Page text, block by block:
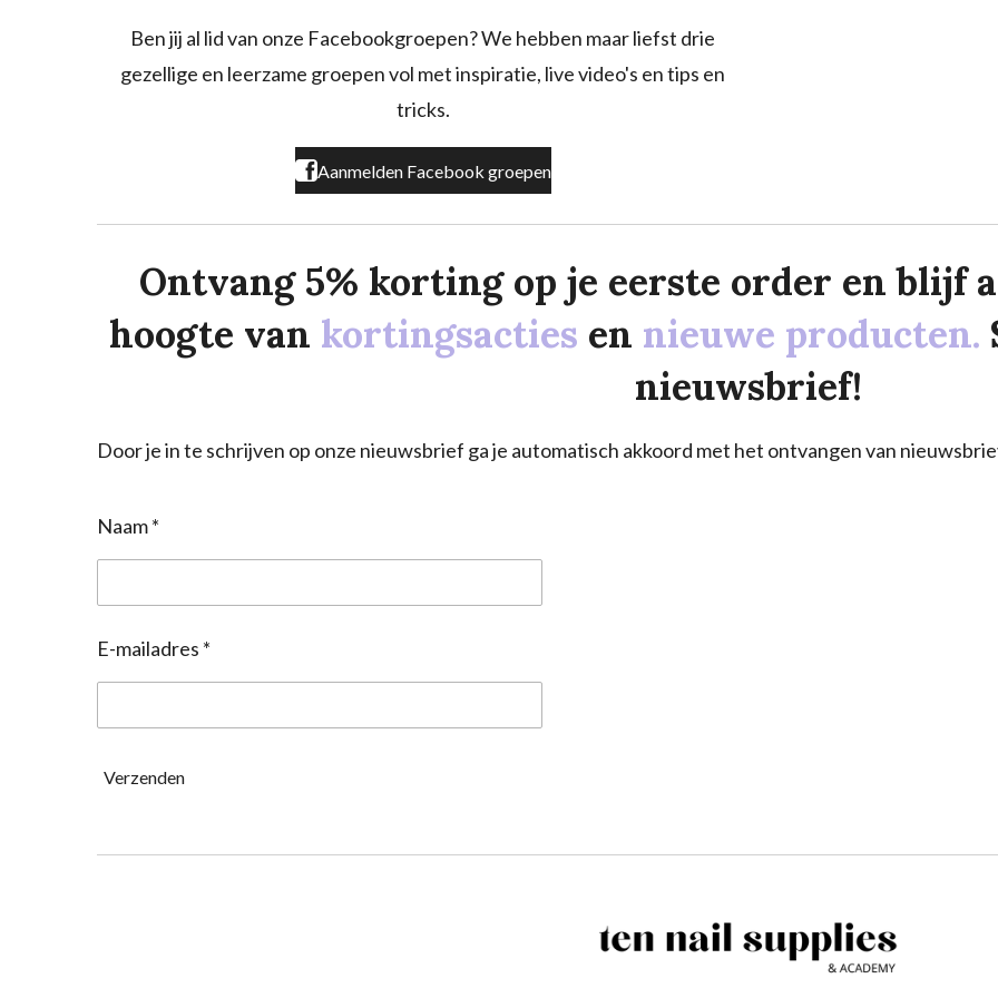
o
k
r
a
k
Ben jij al lid van onze Facebookgroepen? We hebben maar liefst drie
gezellige en leerzame groepen vol met inspiratie, live video's en tips en
tricks.
Aanmelden Facebook groepen
Ontvang 5% korting op je eerste order en blijf
hoogte van kortingsacties en nieuwe producten.
nieuwsbrief!
Door je in te schrijven op onze nieuwsbrief ga je automatisch akkoord met het ontvangen van
Naam *
E-mailadres *
Verzenden